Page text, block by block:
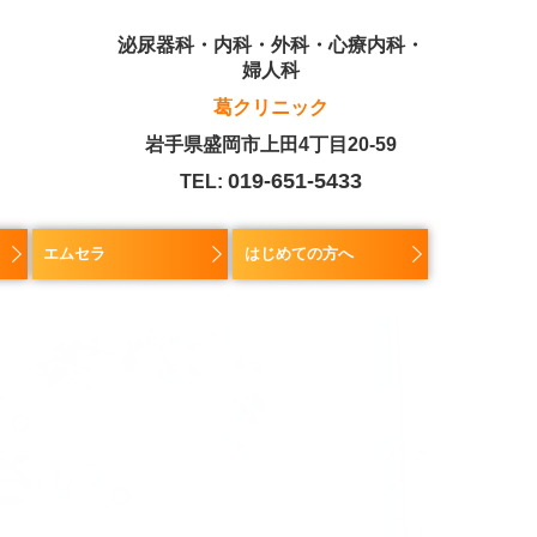
泌尿器科・内科・外科・心療内科・
婦人科
葛クリニック
岩手県盛岡市上田4丁目20-59
TEL: 019-651-5433
エムセラ はじめての方へ